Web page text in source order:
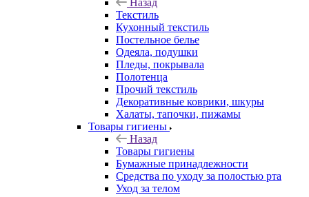
Назад
Текстиль
Кухонный текстиль
Постельное белье
Одеяла, подушки
Пледы, покрывала
Полотенца
Прочий текстиль
Декоративные коврики, шкуры
Халаты, тапочки, пижамы
Товары гигиены
Назад
Товары гигиены
Бумажные принадлежности
Средства по уходу за полостью рта
Уход за телом